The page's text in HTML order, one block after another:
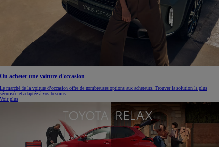
Ou acheter une voiture d'occasion
Le marché de la voiture d’occasion offre de nombreuses options aux acheteurs. Trouver la solution la plus
sécurisée et adaptée à vos besoins.
Voir plus